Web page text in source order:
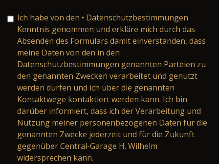
Ich habe von den • Datenschutzbestimmungen
Kenntnis genommen und erkläre mich durch das
Absenden des Formulars damit einverstanden, dass
meine Daten von den in den
Datenschutzbestimmungen genannten Parteien zu
den genannten Zwecken verarbeitet und genutzt
werden dürfen und ich über die genannten
Kontaktwege kontaktiert werden kann. Ich bin
darüber informiert, dass ich der Verarbeitung und
Nutzung meiner personenbezogenen Daten für die
genannten Zwecke jederzeit und für die Zukunft
gegenüber Central-Garage H. Wilhelm
widersprechen kann.